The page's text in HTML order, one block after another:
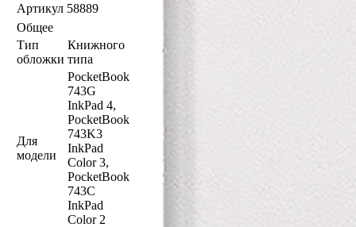
Артикул 58889
Общее
Тип
обложки
Книжного
типа
Для
модели
PocketBook
743G
InkPad 4,
PocketBook
743K3
InkPad
Color 3,
PocketBook
743С
InkPad
Color 2